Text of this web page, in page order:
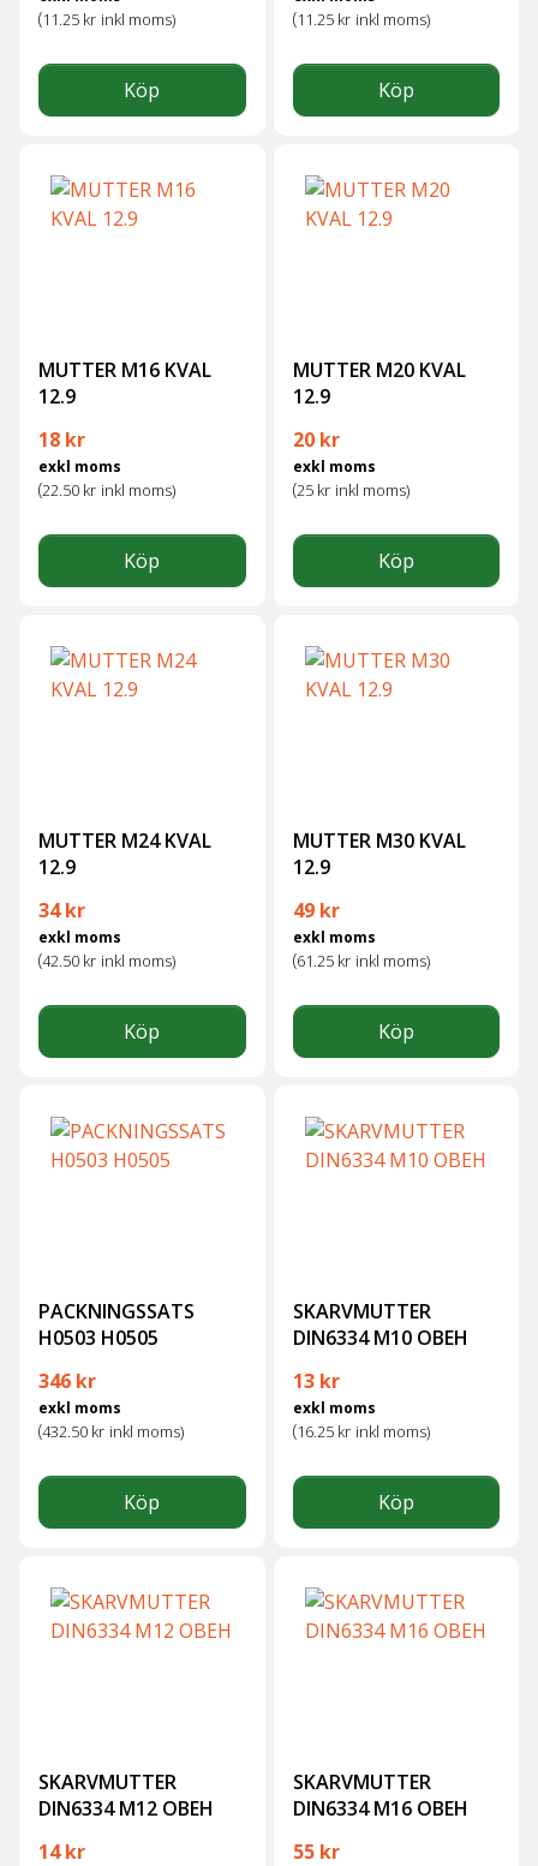
(11.25 kr inkl moms)
Köp
(11.25 kr inkl moms)
Köp
MUTTER M16 KVAL
12.9
18 kr
exkl moms
(22.50 kr inkl moms)
Köp
MUTTER M20 KVAL
12.9
20 kr
exkl moms
(25 kr inkl moms)
Köp
MUTTER M24 KVAL
12.9
34kr
exkl moms
(42.50 kr inkl moms)
Köp
MUTTER M30 KVAL
12.9
49 kr
exkl moms
(61.25 kr inkl moms)
Köp
PACKNINGSSATS
H0503 H0505
346 kr
exkl moms
(432.50 kr inkl moms)
Köp
SKARVMUTTER
DIN6334 M10 OBEH
13 kr
exkl moms
(16.25 kr inkl moms)
Köp
SKARVMUTTER
DIN6334 M12 OBEH
14kr
SKARVMUTTER
DIN6334 M16 OBEH
55 kr